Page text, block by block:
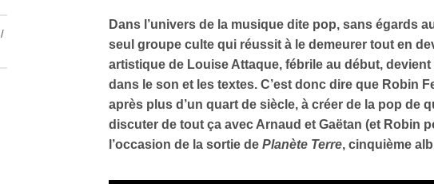
/
Dans l’univers de la musique dite pop, sans égards
seul groupe culte qui réussit à le demeurer tout en
artistique de Louise Attaque, fébrile au début,
dans le son et les textes. C’est donc dire que Robin
après plus d’un quart de siècle, à créer de la pop de
discuter de tout ça avec Arnaud et Gaëtan (et Robin
l’occasion de la sortie de Planète Terre, cinquième